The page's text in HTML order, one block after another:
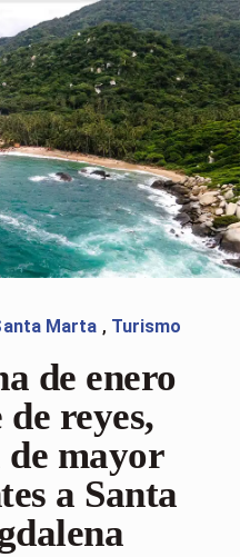
Marta , Turismo
de enero
reyes,
mayor
a Santa